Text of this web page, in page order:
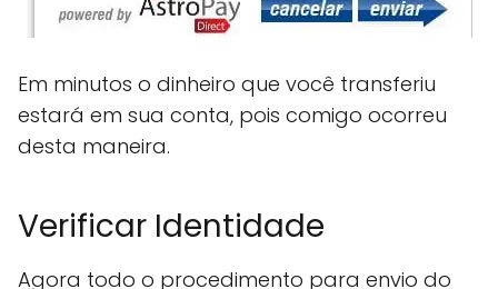
Em minutos o dinheiro que você transferiu
estará em sua conta, pois comigo ocorreu
desta maneira.
Verificar Identidade
Agora todo o procedimento para envio do